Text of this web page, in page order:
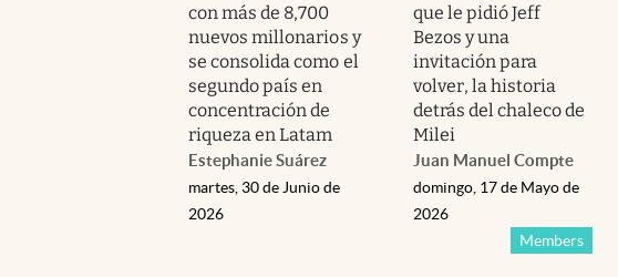
con más de 8,700
nuevos millonarios y
se consolida como el
segundo país en
concentración de
riqueza en Latam
Estephanie Suárez
martes, 30 de Junio de
2026
que le pidió Jeff
Bezos y una
invitación para
volver, la historia
detrás del chaleco de
Milei
Juan Manuel Compte
Members
domingo, 17 de Mayo de
2026